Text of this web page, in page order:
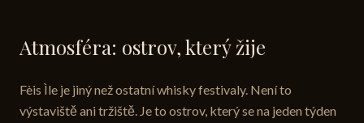
Atmosféra: ostrov, který žije
Fèis Ìle je jiný než ostatní whisky festivaly. Není to
výstaviště ani tržiště. Je to ostrov, který se na jeden týden